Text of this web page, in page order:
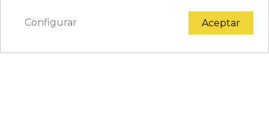
© 2026 - Copyright © Achef.es. Todos los derechos
Aceptar
Configurar